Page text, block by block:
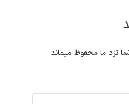
نزد ما محفوظ میماند